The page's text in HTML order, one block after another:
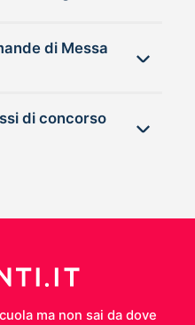
di Messa
ma non sai da dove